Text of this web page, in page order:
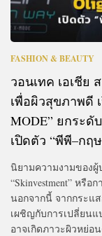
FASHION & BEAUTY
วอนเทค เอเชีย
เพื่อผิวสุขภาพดี
MODE” ยกระ
เปิดตัว “พีพี–กฤ
นิยามความงามของ
“Skinvestment” หรื
นอกจากนี้ จากกระแ
เผชิญกับการเปลี่ยน
อาจเกิดภาวะผิวหย่